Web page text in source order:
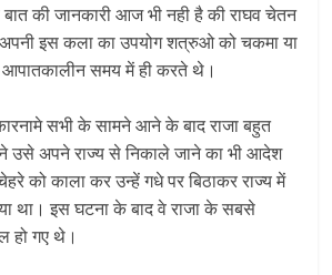
बात की जानकारी आज भी नही है की राघव चेतन
इस कला का उपयोग शत्रुओ को चकमा या
समय में ही करते थे।
सभी के सामने आने के बाद राजा बहुत
उसे अपने राज्य से निकाले जाने का भी आदेश
को काला कर उन्हें गधे पर बिठाकर राज्य में
था। इस घटना के बाद वे राजा के सबसे
हो गए थे।